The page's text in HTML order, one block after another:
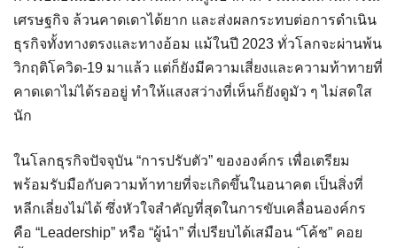
เศรษฐกิจ ล้วนคาดเดาได้ยาก และส่งผลกระทบต่อการดำเนิน
ธุรกิจทั้งทางตรงและทางอ้อม แม้ในปี 2023 ทั่วโลกจะผ่านพ้น
วิกฤติโควิด-19 มาแล้ว แต่ก็ยังมีความเสี่ยงและความท้าทายที่
คาดเดาไม่ได้รออยู่ ทำให้แสงสว่างที่เห็นก็ยังดูมัว ๆ ไม่สดใส
นัก
ในโลกธุรกิจปัจจุบัน “การปรับตัว” ขององค์กร เพื่อเตรียม
พร้อมรับมือกับความท้าทายที่จะเกิดขึ้นในอนาคต เป็นสิ่งที่
หลีกเลี่ยงไม่ได้ ซึ่งหัวใจสำคัญที่สุดในการขับเคลื่อนองค์กร
คือ “Leadership” หรือ “ผู้นำ” ที่เปรียบได้เสมือน “โค้ช” คอย